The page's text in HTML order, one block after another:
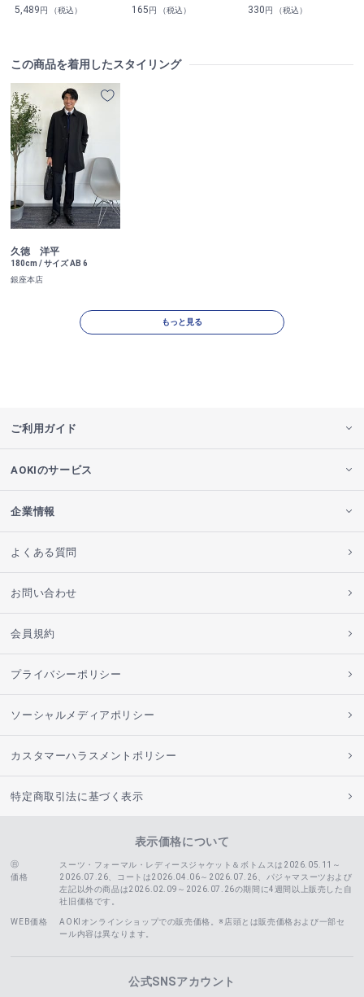
5,489円 （税込） 165円 （税込） 330円 （税込）
この商品を着用したスタイリング
久徳 洋平
180cm / サイズ AB 6
銀座本店
もっと見る
ご利用ガイド
AOKIのサービス
企業情報
よくある質問
お問い合わせ
会員規約
プライバシーポリシー
ソーシャルメディアポリシー
カスタマーハラスメントポリシー
特定商取引法に基づく表示
表示価格について
価格
スーツ・フォーマル・レディースジャケット＆ボトムスは2026.05.11～
2026.07.26、コートは2026.04.06～2026.07.26、 パジャマスーツおよび
左記以外の商品は2026.02.09～2026.07.26の期間に4週間以上販売した自
社旧価格です。
WEB価格
AOKIオンラインショップでの販売価格。※店頭とは販売価格および一部セ
ール内容は異なります。
公式SNSアカウント